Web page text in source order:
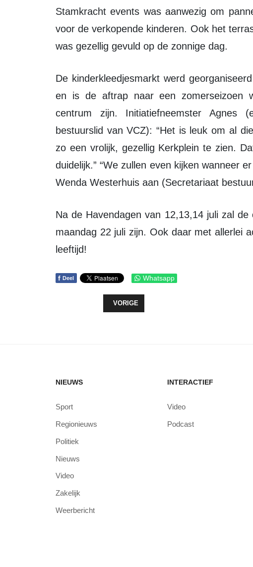
Stamkracht events was aanwezig om pannenkoeken te verkopen en had ranja
voor de verkopende kinderen. Ook het
was gezellig gevuld op de zonnige dag.
De kinderkleedjesmarkt werd georganiseerd door Zeewolde Winkelhaven (VCZ)
en is de aftrap naar een zomerseizoen
centrum zijn. Initiatiefneemster Agnes
bestuurslid van VCZ): “Het is leuk om al
zo een vrolijk, gezellig Kerkplein te zien.
duidelijk.” “We zullen even kijken wanneer
Wenda Westerhuis aan (Secretariaat
Na de Havendagen van 12,13,14 juli zal de eerste van drie zomerbraderieën op
maandag 22 juli zijn. Ook daar met allerlei
leeftijd!
f Deel Whatsapp
VORIG ARTIKEL: BOUW
VORIGE
NIEUWS
Sport
Regionieuws
Politiek
Nieuws
Video
Zakelijk
Weerbericht
INTERACTIEF
Video
Podcast